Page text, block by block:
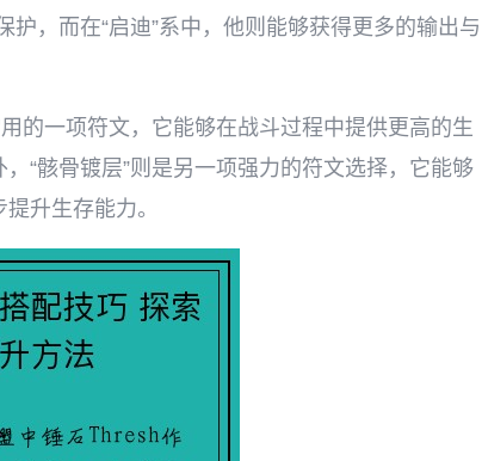
护，而在“启迪”系中，他则能够获得更多的输出与
的一项符文，它能够在战斗过程中提供更高的生
“骸骨镀层”则是另一项强力的符文选择，它能够
升生存能力。